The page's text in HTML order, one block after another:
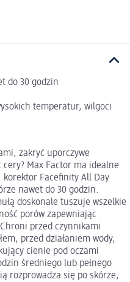
do 30 godzin
temperatur, wilgoci
zakryć uporczywe
Max Factor ma idealne
Facefinity All Day
nawet do 30 godzin.
doskonale tuszuje wszelkie
porów zapewniając
przed czynnikami
przed działaniem wody,
cienie pod oczami
średniego lub pełnego
rozprowadza się po skórze,